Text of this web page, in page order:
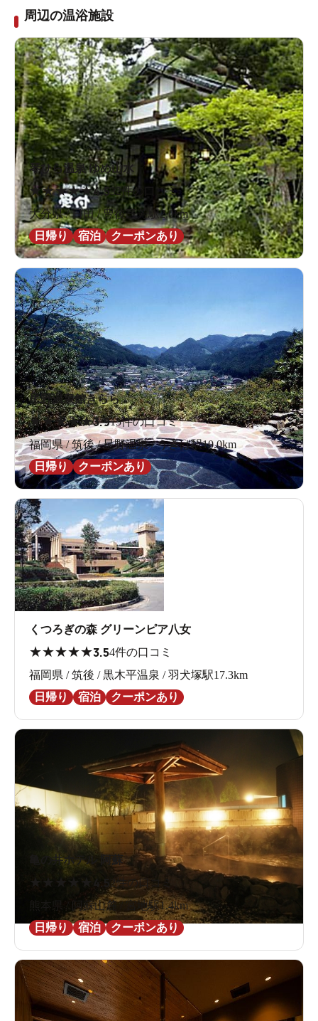
周辺の温浴施設
琴ひら温泉 ゆめ山水
★★★★★4.532件の口コミ
大分県 / 日田 / 豊後三芳駅2.0km
日帰り
宿泊 クーポンあり
星野温泉館きらら
★★★★★3.915件の口コミ
福岡県 / 筑後 / 星野温泉 / うきは駅10.0km
日帰り
クーポンあり
くつろぎの森 グリーンピア八女
★★★★★3.54件の口コミ
福岡県 / 筑後 / 黒木平温泉 / 羽犬塚駅17.3km
日帰り
宿泊 クーポンあり
亀の井ホテル 阿蘇
★
2件の口コミ
熊本県 / 阿蘇山麓 / 宮地駅1.4km
日帰り
宿泊 クーポンあり